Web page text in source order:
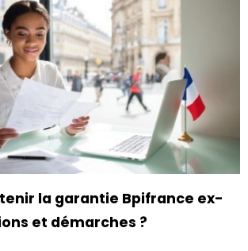
la garantie Bpifrance ex-
et démarches ?